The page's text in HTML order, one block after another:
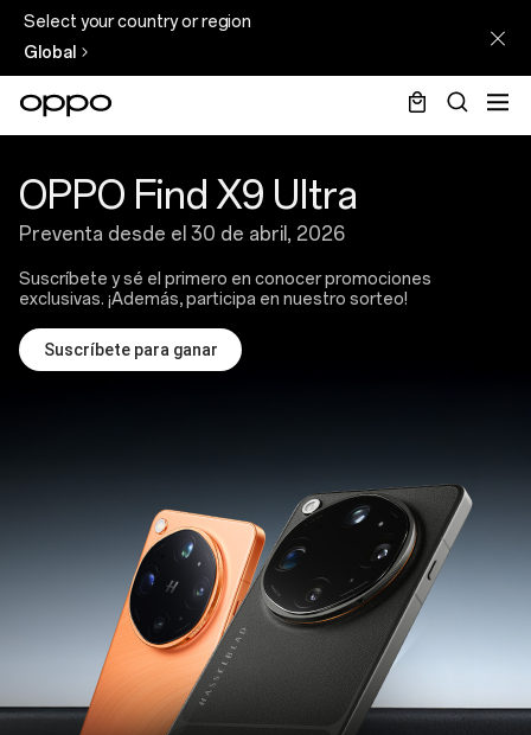
Select your country or region
Global
Find
X9
Ultra
OPPO Find X9 Ultra
Preventa desde el 30 de abril, 2026
Suscríbete y sé el primero en conocer promociones
exclusivas. ¡Además, participa en nuestro sorteo!
Suscríbete para ganar